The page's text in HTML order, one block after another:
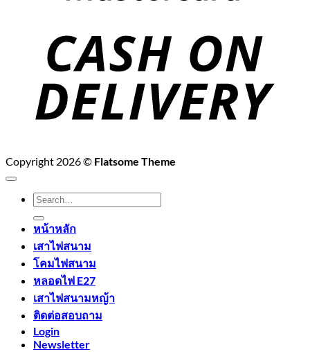
Copyright 2026 © Flatsome Theme
Search
for:
หน้าหลัก
เสาไฟสนาม
โคมไฟสนาม
หลอดไฟ E27
เสาไฟสนามหญ้า
ติดต่อสอบถาม
Login
Newsletter